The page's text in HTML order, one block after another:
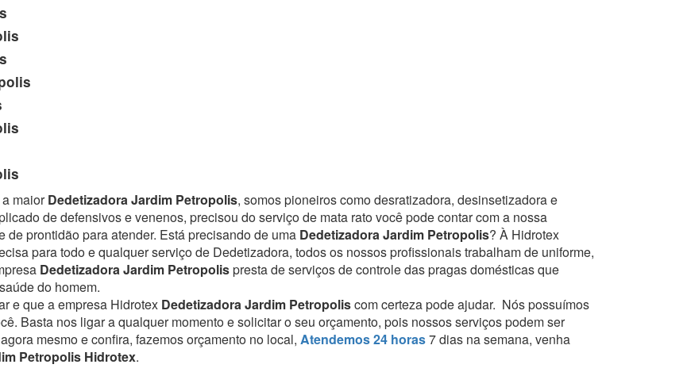
maiorDedetizadora Jardim Petropolis, somos pioneiros como desratizadora, desinsetizadora e
de defensivos e venenos, precisou do serviço de mata rato você pode contar com a nossa
de prontidão para atender. Está precisando de uma Dedetizadora Jardim Petropolis? À Hidrotex
para todo e qualquer serviço de Dedetizadora, todos os nossos profissionais trabalham de uniforme,
Dedetizadora Jardim Petropolispresta de serviços de controle das pragas domésticas que
do homem.
e que a empresa Hidrotex Dedetizadora Jardim Petropoliscom certeza pode ajudar. Nós possuímos
Basta nos ligar a qualquer momento e solicitar o seu orçamento, pois nossos serviços podem ser
mesmo e confira, fazemos orçamento no local, Atendemos 24 horas7 dias na semana, venha
Petropolis Hidrotex.